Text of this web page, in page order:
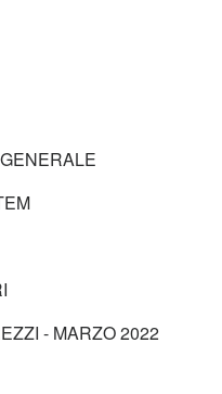
- MARZO 2022